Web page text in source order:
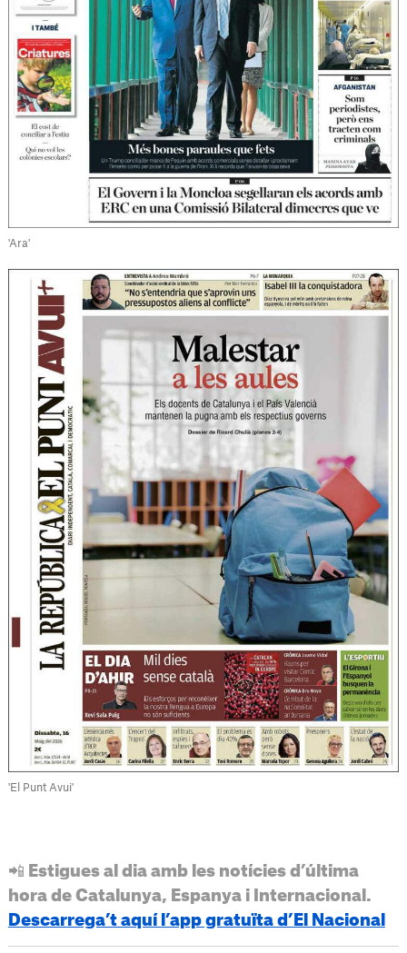
'Ara'
'El Punt Avui'
📲 Estigues al dia amb les notícies d’última
hora de Catalunya, Espanya i Internacional.
Descarrega’t aquí l’app gratuïta d’El Nacional